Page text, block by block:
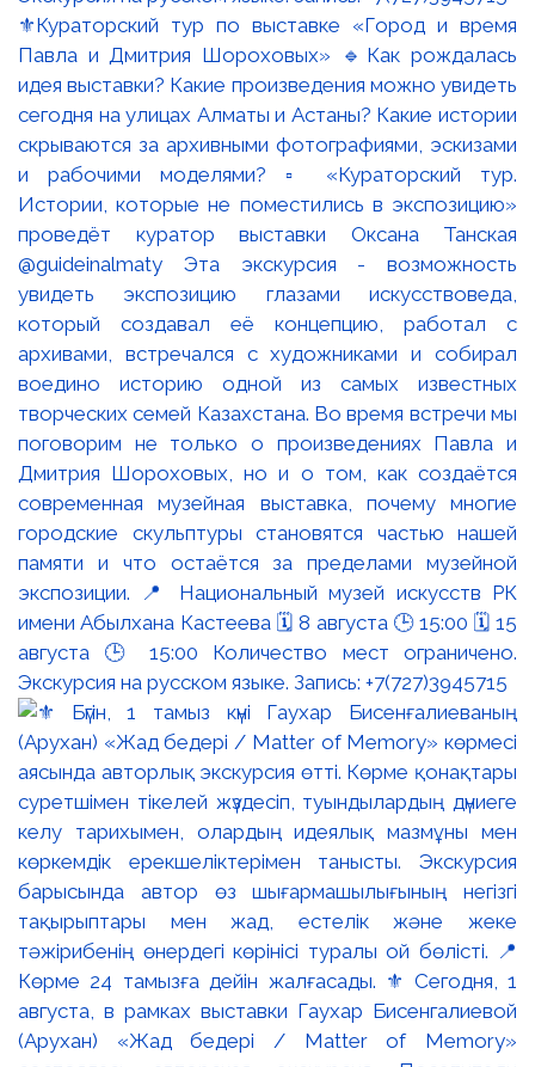
⚜️Кураторский тур по выставке «Город и время
Павла и Дмитрия Шороховых» 🔹Как рождалась
идея выставки? Какие произведения можно увидеть
сегодня на улицах Алматы и Астаны? Какие истории
скрываются за архивными фотографиями, эскизами
и рабочими моделями? ▫️ «Кураторский тур.
Истории, которые не поместились в экспозицию»
проведёт куратор выставки Оксана Танская
@guideinalmaty Эта экскурсия - возможность
увидеть экспозицию глазами искусствоведа,
который создавал её концепцию, работал с
архивами, встречался с художниками и собирал
воедино историю одной из самых известных
творческих семей Казахстана. Во время встречи мы
поговорим не только о произведениях Павла и
Дмитрия Шороховых, но и о том, как создаётся
современная музейная выставка, почему многие
городские скульптуры становятся частью нашей
памяти и что остаётся за пределами музейной
экспозиции. 📍 Национальный музей искусств РК
имени Абылхана Кастеева 🗓 8 августа 🕒 15:00 🗓 15
августа 🕒 15:00 Количество мест ограничено.
Экскурсия на русском языке. Запись: +7(727)3945715